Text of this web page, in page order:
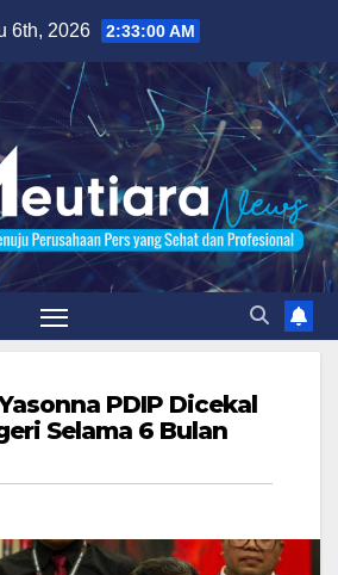
6th, 2026 2:33:02 AM
PDIP Dicekal
Selama 6 Bulan